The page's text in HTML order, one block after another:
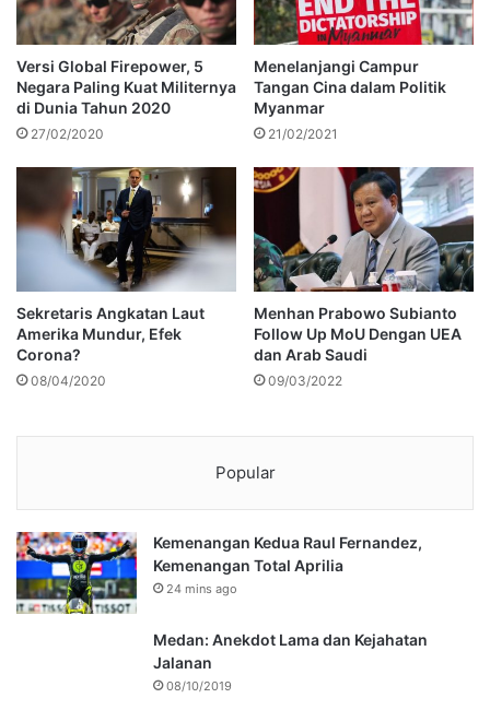
Versi Global Firepower, 5
Negara Paling Kuat Militernya
di Dunia Tahun 2020
27/02/2020
Menelanjangi Campur
Tangan Cina dalam Politik
Myanmar
21/02/2021
Sekretaris Angkatan Laut
Amerika Mundur, Efek
Corona?
08/04/2020
Menhan Prabowo Subianto
Follow Up MoU Dengan UEA
dan Arab Saudi
09/03/2022
Popular
Kemenangan Kedua Raul Fernandez,
Kemenangan Total Aprilia
24 mins ago
Medan: Anekdot Lama dan Kejahatan
Jalanan
08/10/2019